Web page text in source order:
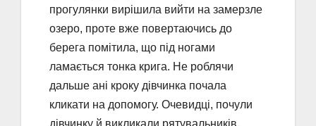
прогулянки вирішила вийти на замерзле
озеро, проте вже повертаючись до
берега помітила, що під ногами
ламається тонка крига. Не роблячи
дальше ані кроку дівчинка почала
кликати на допомогу. Очевидці, почули
дівчинку й викликали рятувальників.